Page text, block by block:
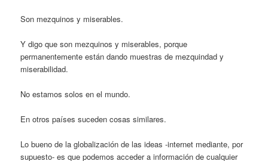
Son mezquinos y miserables.
Y digo que son mezquinos y miserables, porque
permanentemente están dando muestras de mezquindad y
miserabilidad.
No estamos solos en el mundo.
En otros países suceden cosas similares.
Lo bueno de la globalización de las ideas -internet mediante, por
supuesto- es que podemos acceder a información de cualquier